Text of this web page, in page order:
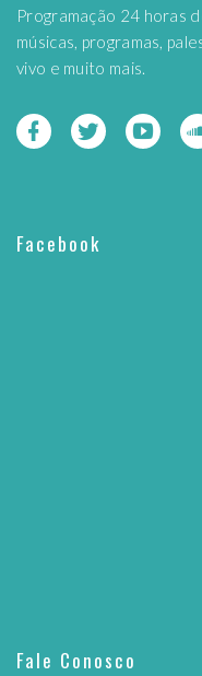
Programação 24 horas
músicas, programas,
vivo e muito mais.
Facebook
Fale Conosco